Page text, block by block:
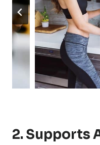
2. Supports